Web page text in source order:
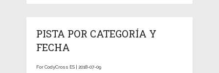
PISTA POR CATEGORÍA Y
FECHA
For CodyCross ES | 2018-07-09